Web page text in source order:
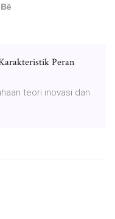
Peran
teori inovasi dan